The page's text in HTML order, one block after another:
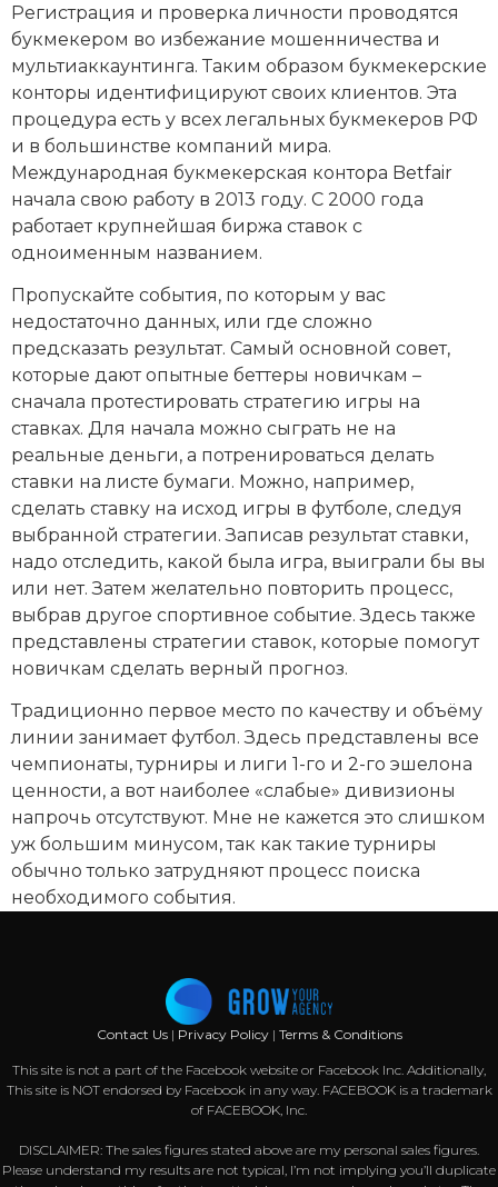
Регистрация и проверка личности проводятся
букмекером во избежание мошенничества и
мультиаккаунтинга. Таким образом букмекерские
конторы идентифицируют своих клиентов. Эта
процедура есть у всех легальных букмекеров РФ
и в большинстве компаний мира.
Международная букмекерская контора Betfair
начала свою работу в 2013 году. С 2000 года
работает крупнейшая биржа ставок с
одноименным названием.
Пропускайте события, по которым у вас
недостаточно данных, или где сложно
предсказать результат​. Самый основной совет,
которые дают опытные беттеры новичкам –
сначала протестировать стратегию игры на
ставках. Для начала можно сыграть не на
реальные деньги, а потренироваться делать
ставки на листе бумаги. Можно, например,
сделать ставку на исход игры в футболе, следуя
выбранной стратегии. Записав результат ставки,
надо отследить, какой была игра, выиграли бы вы
или нет. Затем желательно повторить процесс,
выбрав другое спортивное событие. Здесь также
представлены стратегии ставок, которые помогут
новичкам сделать верный прогноз.
Традиционно первое место по качеству и объёму
линии занимает футбол. Здесь представлены все
чемпионаты, турниры и лиги 1-го и 2-го эшелона
ценности, а вот наиболее «слабые» дивизионы
напрочь отсутствуют. Мне не кажется это слишком
уж большим минусом, так как такие турниры
обычно только затрудняют процесс поиска
необходимого события.
Contact Us | Privacy Policy| Terms & Conditions
This site is not a part of the Facebook website or Facebook Inc. Additionally,
This site is NOT endorsed by Facebook in any way. FACEBOOK is a trademark
of FACEBOOK, Inc.
DISCLAIMER: The sales figures stated above are my personal sales figures.
Please understand my results are not typical, I’m not implying you’ll duplicate